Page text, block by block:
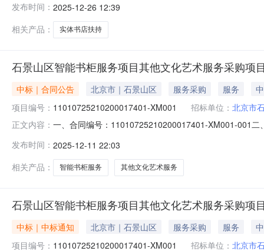
进行形式审查，确保申报单位均满足《石景山区扶持实
照》及《出版物经营许可证》，是否拥有固定营业场
发布时间： 2025-12-26 12:39
相关产品：
实体书店扶持
石景山区智能书柜服务项目其他文化艺术服务采购项
中标｜合同公告 北京市｜石景山区 服务采购 服务
项目编号： 11010725210200017401-XM001 招标单位： 北京市
正文内容： 一、合同编号：11010725210200017401-XM001-001
见合同附件联系方式：010-68876062供应商（乙方）：
智能书柜
发布时间： 2025-12-11 22:03
相关产品：
智能书柜服务 其他文化艺术服务
石景山区智能书柜服务项目其他文化艺术服务采购项
中标｜中标通知 北京市｜石景山区 服务采购 服务
项目编号： 11010725210200017401-XM001 招标单位： 北京市